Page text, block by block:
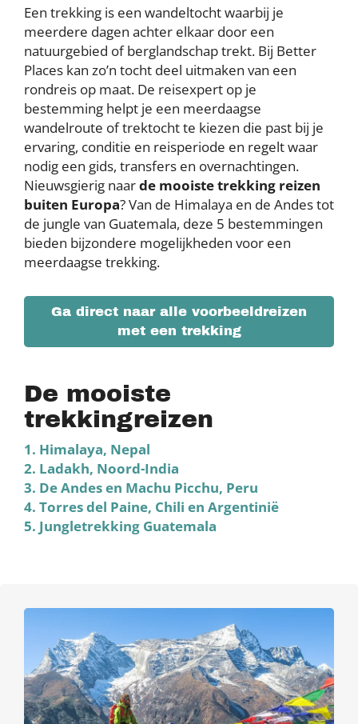
Een trekking is een wandeltocht waarbij je
meerdere dagen achter elkaar door een
natuurgebied of berglandschap trekt. Bij Better
Places kan zo’n tocht deel uitmaken van een
rondreis op maat. De reisexpert op je
bestemming helpt je een meerdaagse
wandelroute of trektocht te kiezen die past bij je
ervaring, conditie en reisperiode en regelt waar
nodig een gids, transfers en overnachtingen.
Nieuwsgierig naarde mooiste trekking reizen
buiten Europa? Van de Himalaya en de Andes tot
de jungle van Guatemala, deze 5 bestemmingen
bieden bijzondere mogelijkheden voor een
meerdaagse trekking.
Ga direct naar alle voorbeeldreizen
met een trekking
De mooiste
trekkingreizen
1. Himalaya, Nepal
2. Ladakh, Noord-India
3. De Andes en Machu Picchu, Peru
4. Torres del Paine, Chili en Argentinië
5. Jungletrekking Guatemala